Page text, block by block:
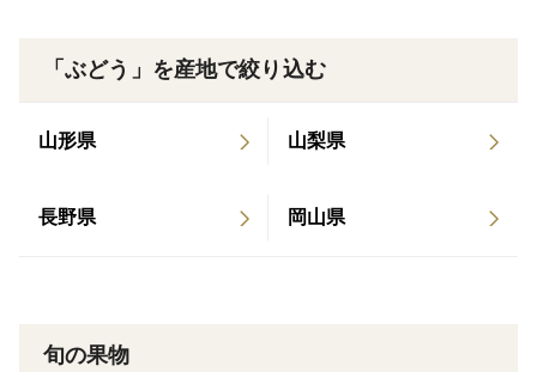
います。
※写真はイメージです。
ヤマト宅急クール便にてお届けします。
「ぶどう」を産地で絞り込む
山形県 山梨県
長野県 岡山県
旬の果物